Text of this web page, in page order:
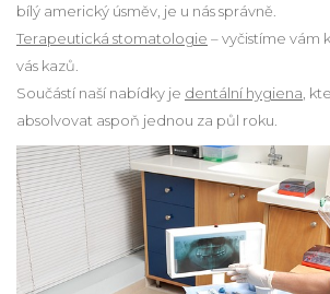
bílý americký úsměv, je u nás správně.
Terapeutická stomatologie – vyčistíme vám
vás kazů.
Součástí naší nabídky je dentální hygiena ,
absolvovat aspoň jednou za půl roku.